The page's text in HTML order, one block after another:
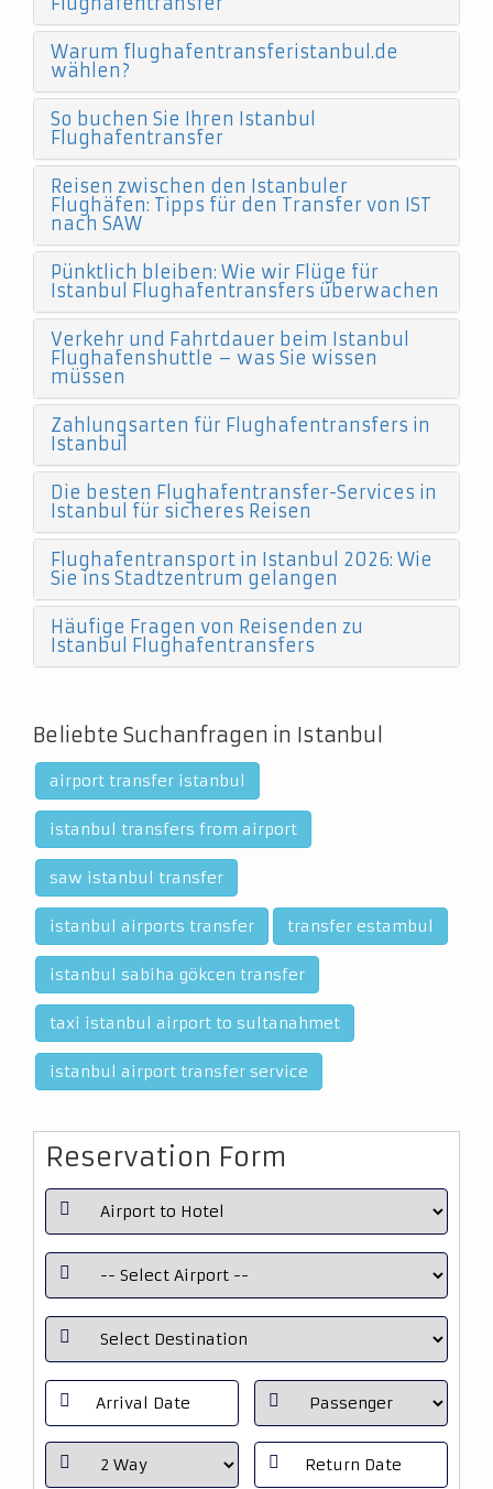
Warum flughafentransferistanbul.de
wählen?
So buchen Sie Ihren Istanbul
Flughafentransfer
Reisen zwischen den Istanbuler
Flughäfen: Tipps für den Transfer von IST
nach SAW
Pünktlich bleiben: Wie wir Flüge für
Istanbul Flughafentransfers überwachen
Verkehr und Fahrtdauer beim Istanbul
Flughafenshuttle – was Sie wissen
müssen
Zahlungsarten für Flughafentransfers in
Istanbul
Die besten Flughafentransfer-Services in
Istanbul für sicheres Reisen
Flughafentransport in Istanbul 2026: Wie
Sie ins Stadtzentrum gelangen
Häufige Fragen von Reisenden zu
Istanbul Flughafentransfers
Beliebte Suchanfragen in Istanbul
airport transfer istanbul
istanbul transfers from airport
saw istanbul transfer
istanbul airports transfer transfer estambul
istanbul sabiha gökcen transfer
taxi istanbul airport to sultanahmet
istanbul airport transfer service
Reservation Form